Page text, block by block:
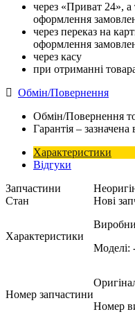
через «Приват 24», а
оформлення
через переказ на
оформлення
через касу
при отриманні
Обмін/Повернення
Обмін/Повернення
Гарантія – зазначена
Характеристики
Відгуки
Запчастини
Стан
Нові
Характеристики
Моделі:
Номер запчастини
Номер